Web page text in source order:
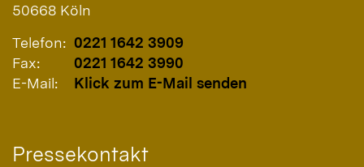
50668 Köln
Telefon: 0221 1642 3909
Fax:
0221 1642 3990
E-Mail:
Klick zum E-Mail senden
Pressekontakt